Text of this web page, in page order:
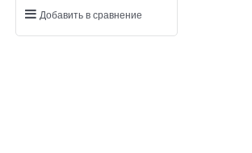
Добавить в сравнение